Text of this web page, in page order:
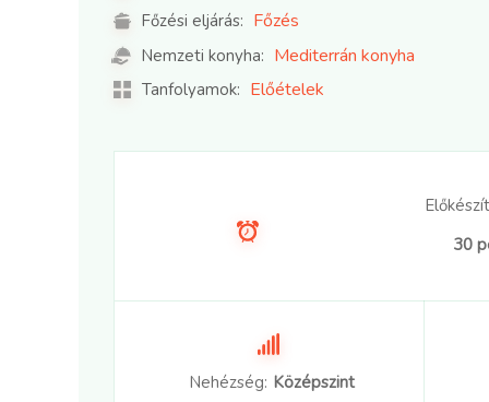
Főzési eljárás: Főzés
Nemzeti konyha: Mediterrán konyha
Tanfolyamok: Előételek
30
Nehézség: Középszint